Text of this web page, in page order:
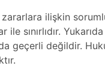
zararlara ilişkin
sınırlıdır.
geçerli değildir.